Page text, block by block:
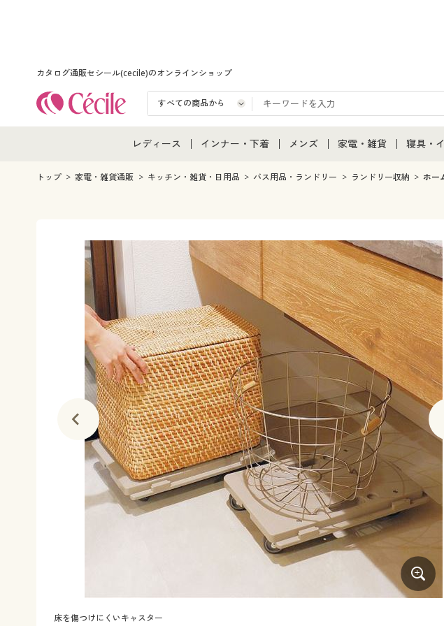
カタログ通販セシール(cecile)のオンラインショップ
レディース
レディース通販すべて
女性下着
インナー・下着
インナー・下着通販すべて
メンズ下着
ジュニア・ティーンズ下着
メンズ
メンズ通販すべて
メンズ下着
家電・雑貨
家電・雑貨すべて
キッチン・雑貨・日用品
寝具・
寝具・
寝具・
カーテ
トップ 家電・雑貨通販 キッチン・雑貨・日用品 バス用品・ランドリー ランドリー収納 ホー
床を傷つけにくいキャスター